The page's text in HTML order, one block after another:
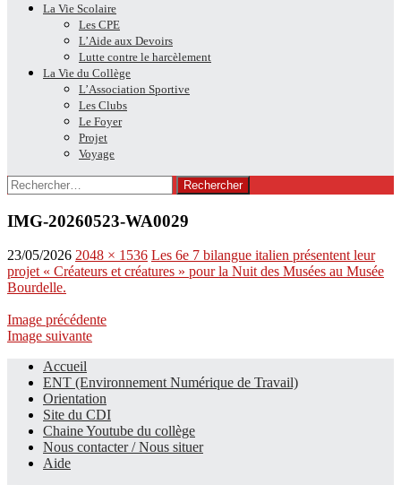
La Vie Scolaire
Les CPE
L’Aide aux Devoirs
Lutte contre le harcèlement
La Vie du Collège
L’Association Sportive
Les Clubs
Le Foyer
Projet
Voyage
Rechercher :
IMG-20260523-WA0029
23/05/2026 2048 × 1536 Les 6e 7 bilangue italien présentent leur
projet « Créateurs et créatures » pour la Nuit des Musées au Musée
Bourdelle.
Image précédente
Image suivante
Le site du collège
Accueil
ENT (Environnement Numérique de Travail)
Orientation
Site du CDI
Chaine Youtube du collège
Nous contacter / Nous situer
Aide